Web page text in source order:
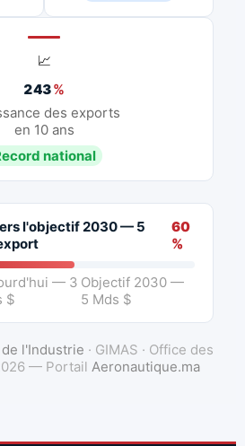
📈
243%
des exports
en 10 ans
national
l'objectif 2030 — 5
60
%
— 3
$
Objectif 2030 —
5 Mds $
l'Industrie · GIMAS · Office des
— Portail Aeronautique.ma